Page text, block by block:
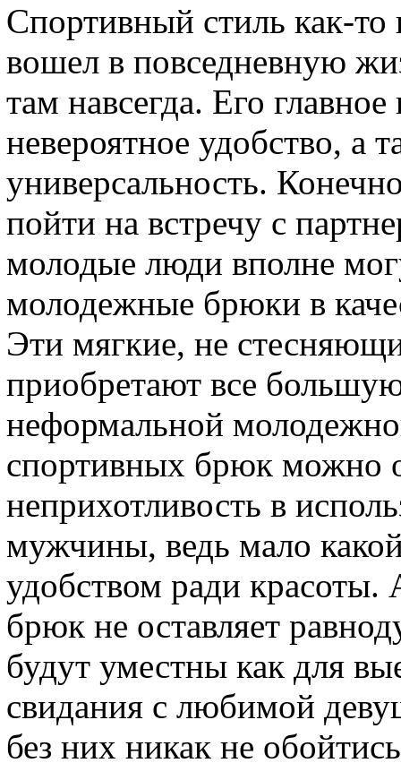
Спортивный стиль как-то
вошел в повседневную
там навсегда. Его
невероятное удобство, а
универсальность.
пойти на встречу с
молодые люди вполне
молодежные брюки в
Эти мягкие, не
приобретают все
неформальной
спортивных брюк можно
неприхотливость в
мужчины, ведь мало
удобством ради красоты.
брюк не оставляет
будут уместны как для
свидания с любимой
без них никак не